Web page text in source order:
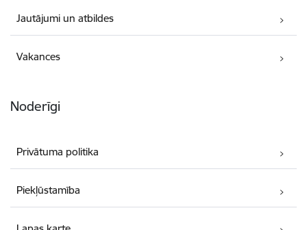
Jautājumi un atbildes
Vakances
Noderīgi
Privātuma politika
Piekļūstamība